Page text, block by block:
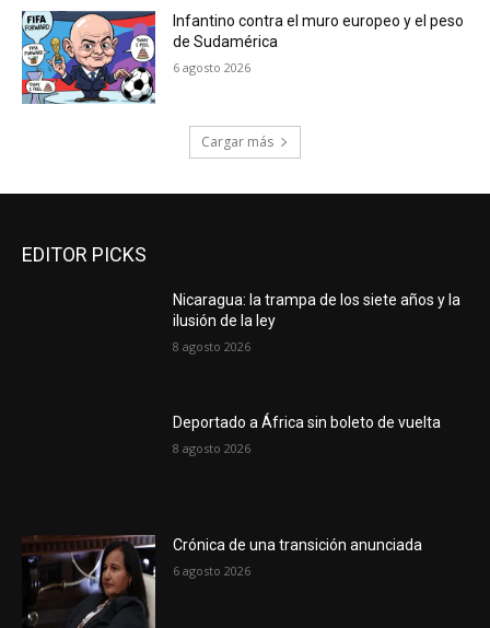
Infantino contra el muro europeo y el peso
de Sudamérica
6 agosto 2026
Cargar más
EDITOR PICKS
Nicaragua: la trampa de los siete años y la
ilusión de la ley
8 agosto 2026
Deportado a África sin boleto de vuelta
8 agosto 2026
Crónica de una transición anunciada
6 agosto 2026